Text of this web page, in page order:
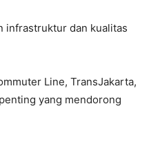
infrastruktur dan kualitas
Line, TransJakarta,
yang mendorong